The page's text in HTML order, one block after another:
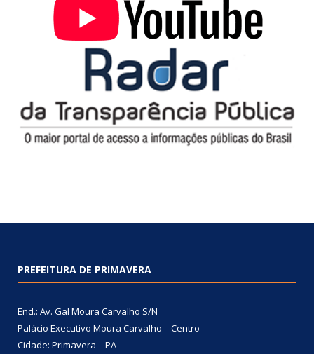
PREFEITURA DE PRIMAVERA
End.: Av. Gal Moura Carvalho S/N
Palácio Executivo Moura Carvalho – Centro
Cidade: Primavera – PA